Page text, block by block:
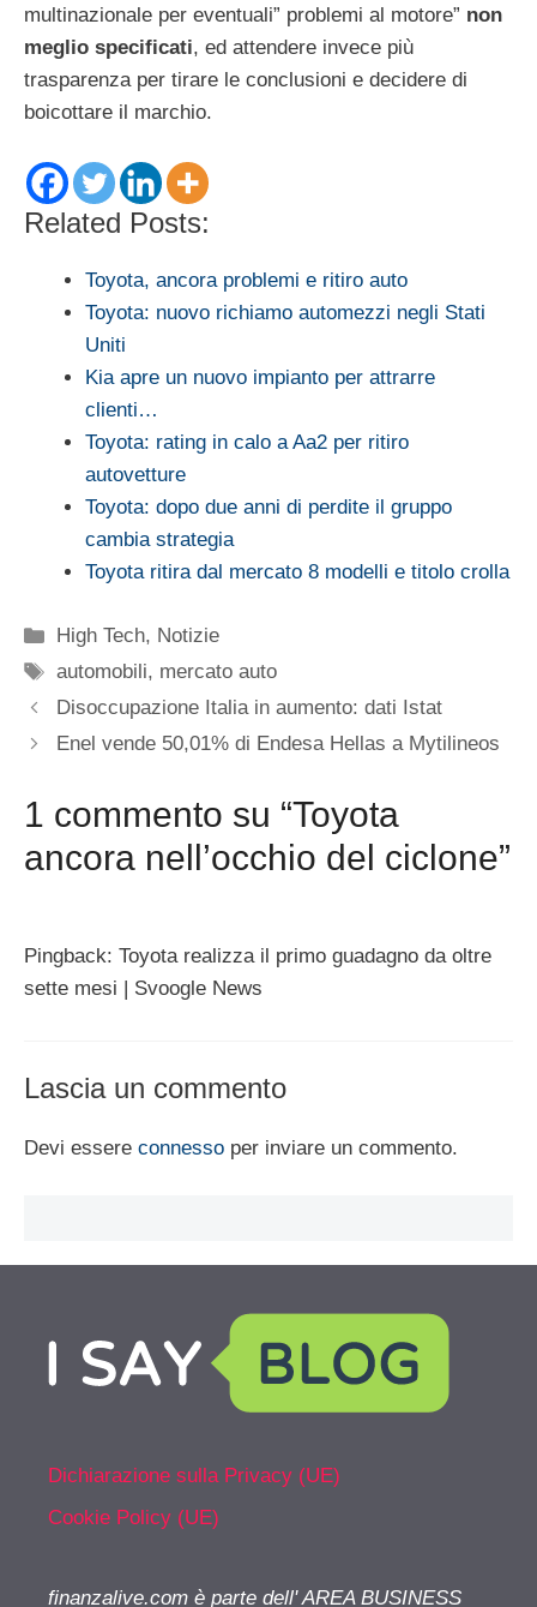
multinazionale per eventuali” problemi al motore” non
meglio specificati, ed attendere invece più
trasparenza per tirare le conclusioni e decidere di
boicottare il marchio.
Related Posts:
Toyota, ancora problemi e ritiro auto
Toyota: nuovo richiamo automezzi negli Stati
Uniti
Kia apre un nuovo impianto per attrarre
clienti…
Toyota: rating in calo a Aa2 per ritiro
autovetture
Toyota: dopo due anni di perdite il gruppo
cambia strategia
Toyota ritira dal mercato 8 modelli e titolo crolla
Categorie
High Tech, Notizie
Tag
automobili, mercato auto
Disoccupazione Italia in aumento: dati Istat
Enel vende 50,01% di Endesa Hellas a Mytilineos
1 commento su “Toyota
ancora nell’occhio del ciclone”
Pingback: Toyota realizza il primo guadagno da oltre
sette mesi | Svoogle News
Lascia un commento
Devi essere connesso per inviare un commento.
Dichiarazione sulla Privacy (UE)
Cookie Policy (UE)
finanzalive.com è parte dell' AREA BUSINESS